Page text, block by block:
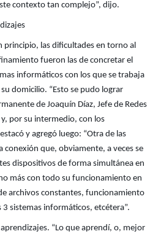
contexto tan complejo”, dijo.
principio, las dificultades en torno al
fueron las de concretar el
informáticos con los que se trabaja
domicilio. “Esto se pudo lograr
de Joaquín Díaz, Jefe de Redes
por su intermedio, con los
y agregó luego: “Otra de las
conexión que, obviamente, a veces se
dispositivos de forma simultánea en
más con todo su funcionamiento en
archivos constantes, funcionamiento
sistemas informáticos, etcétera”.
“Lo que aprendí, o, mejor